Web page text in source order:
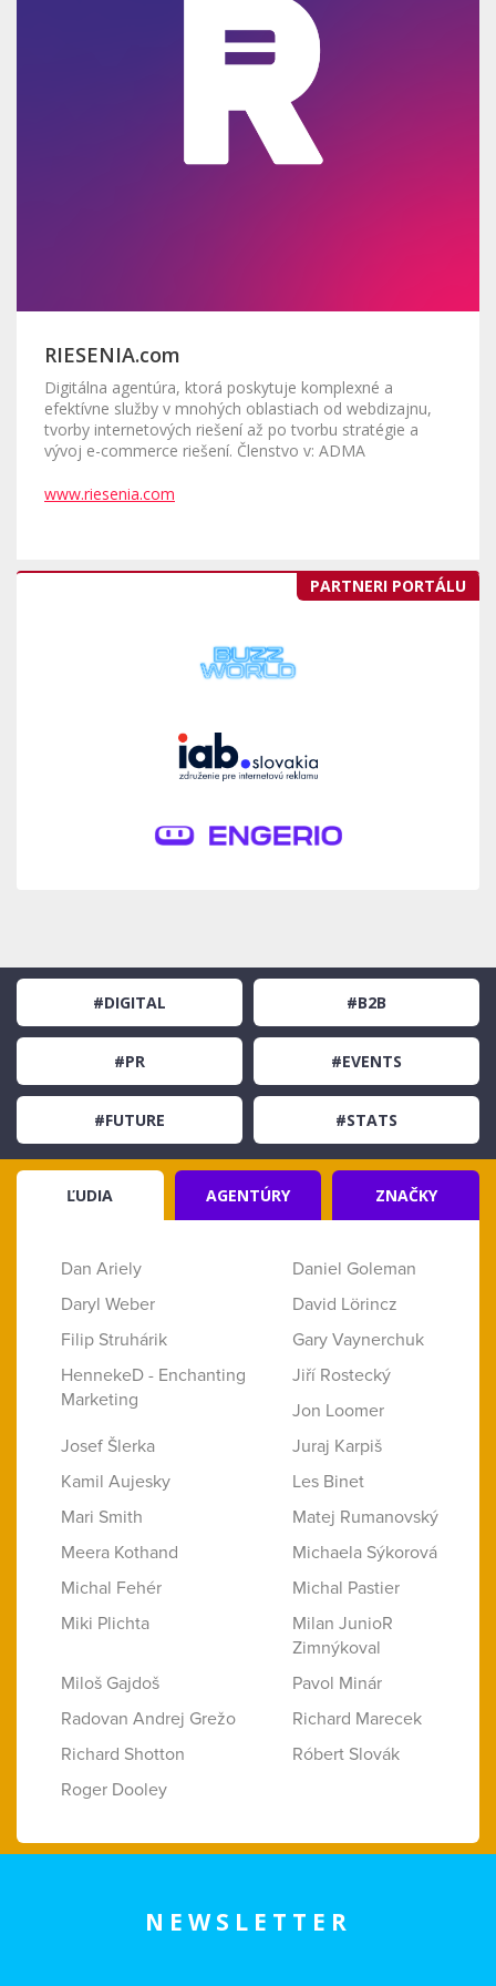
RIESENIA.com
Digitálna agentúra, ktorá poskytuje komplexné a
efektívne služby v mnohých oblastiach od webdizajnu,
tvorby internetových riešení až po tvorbu stratégie a
vývoj e-commerce riešení. Členstvo v: ADMA
www.riesenia.com
PARTNERI PORTÁLU
#DIGITAL #B2B
#PR #EVENTS
#FUTURE #STATS
ĽUDIA AGENTÚRY ZNAČKY
Dan Ariely
Daniel Goleman
Daryl Weber
David Lörincz
Filip Struhárik
Gary Vaynerchuk
HennekeD - Enchanting
Marketing
Jiří Rostecký
Jon Loomer
Josef Šlerka
Juraj Karpiš
Kamil Aujesky
Les Binet
Mari Smith
Matej Rumanovský
Meera Kothand
Michaela Sýkorová
Michal Fehér
Michal Pastier
Miki Plichta
Milan JunioR
Zimnýkoval
Miloš Gajdoš
Pavol Minár
Radovan Andrej Grežo
Richard Marecek
Richard Shotton
Róbert Slovák
Roger Dooley
NEWSLETTER